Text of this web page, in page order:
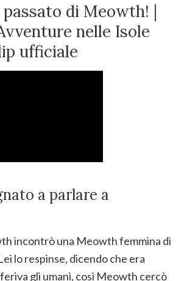
di Meowth! |
nelle Isole
ufficiale
a parlare a
incontrò una Meowth femmina di
lo respinse, dicendo che era
gli umani, così Meowth cercò